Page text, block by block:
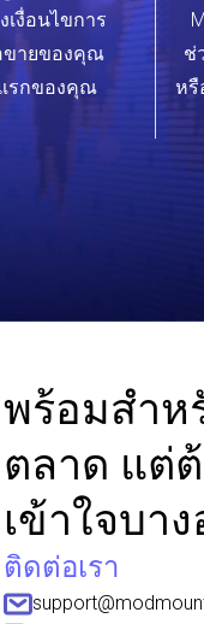
งื่อนไขการ
ขายของคุณ
รกของคุณ
ช่
ห
พร้อมสำห
ตลาด แต่
เข้าใจบา
ติดต่อเรา